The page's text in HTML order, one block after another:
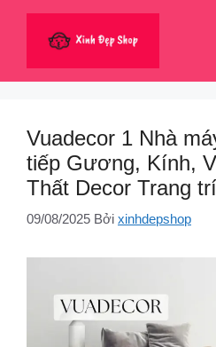
dung
Vuadecor 1 Nhà
tiếp Gương, Kính,
Thất Decor Trang trí
09/08/2025 Bởi xinhdepshop